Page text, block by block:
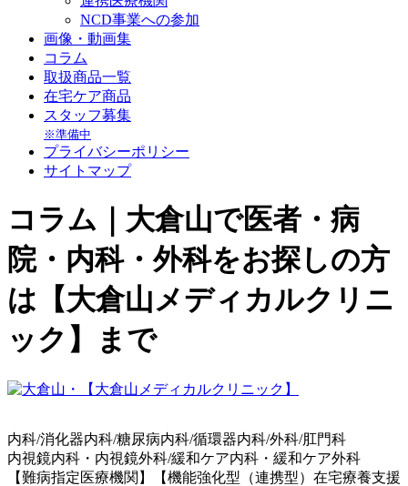
NCD事業への参加
画像・動画集
コラム
取扱商品一覧
在宅ケア商品
スタッフ募集
※準備中
プライバシーポリシー
サイトマップ
コラム｜大倉山で医者・病
院・内科・外科をお探しの方
は【大倉山メディカルクリニ
ック】まで
内科/消化器内科/糖尿病内科/循環器内科/外科/肛門科
内視鏡内科・内視鏡外科/緩和ケア内科・緩和ケア外科
【難病指定医療機関】【機能強化型（連携型）在宅療養支援